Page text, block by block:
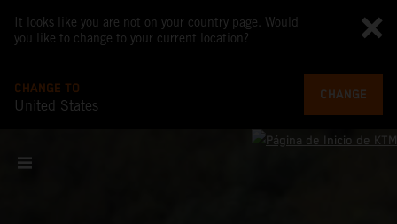
It looks like you are not on your country page. Would
you like to change to your current location?
CHANGE TO
United States
CHANGE